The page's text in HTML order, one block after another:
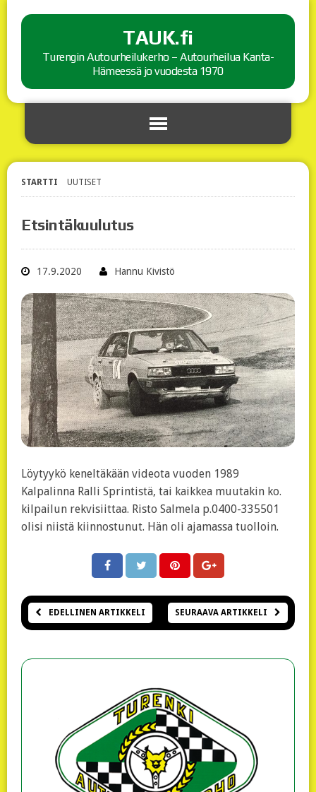
TAUK.fi
Turengin Autourheilukerho – Autourheilua Kanta-
Hämeessä jo vuodesta 1970
STARTTI UUTISET
Etsintäkuulutus
17.9.2020 Hannu Kivistö
Löytyykö keneltäkään videota vuoden 1989
Kalpalinna Ralli Sprintistä, tai kaikkea muutakin ko.
kilpailun rekvisiittaa. Risto Salmela p.0400-335501
olisi niistä kiinnostunut. Hän oli ajamassa tuolloin.
EDELLINEN ARTIKKELI SEURAAVA ARTIKKELI